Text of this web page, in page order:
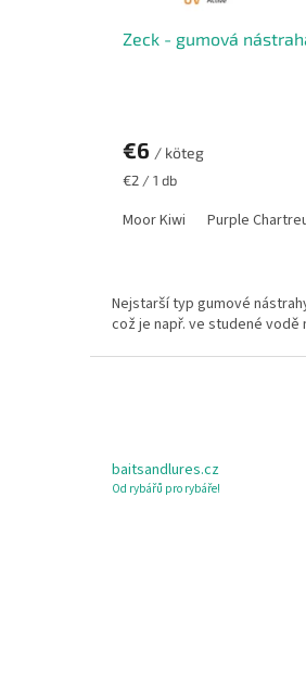
Zeck - gumová
€6 / köteg
Egységár:
€2 / 1 db
Moor Kiwi Purple
Nejstarší typ gumové
což je např. ve studené
baitsandlures.cz
Od rybářů pro rybáře!